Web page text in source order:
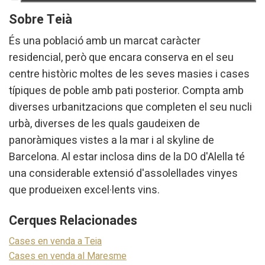
Sobre Teià
És una població amb un marcat caràcter
residencial, però que encara conserva en el seu
centre històric moltes de les seves masies i cases
típiques de poble amb pati posterior. Compta amb
diverses urbanitzacions que completen el seu nucli
urbà, diverses de les quals gaudeixen de
panoràmiques vistes a la mar i al skyline de
Barcelona. Al estar inclosa dins de la DO d'Alella té
una considerable extensió d'assolellades vinyes
que produeixen excel·lents vins.
Cerques Relacionades
Cases en venda a Teia
Cases en venda al Maresme